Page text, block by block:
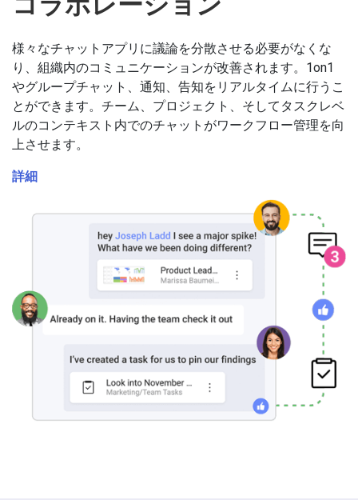
様々なチャットアプリに議論を分散させる必要がなくな
り、組織内のコミュニケーションが改善されます。1on1
やグループチャット、通知、告知をリアルタイムに行うこ
とができます。チーム、プロジェクト、そしてタスクレベ
ルのコンテキスト内でのチャットがワークフロー管理を向
上させます。
詳細